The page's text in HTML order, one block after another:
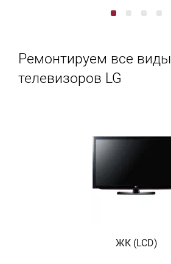
Ремонтируем все виды
телевизоров LG
ЖК (LCD)